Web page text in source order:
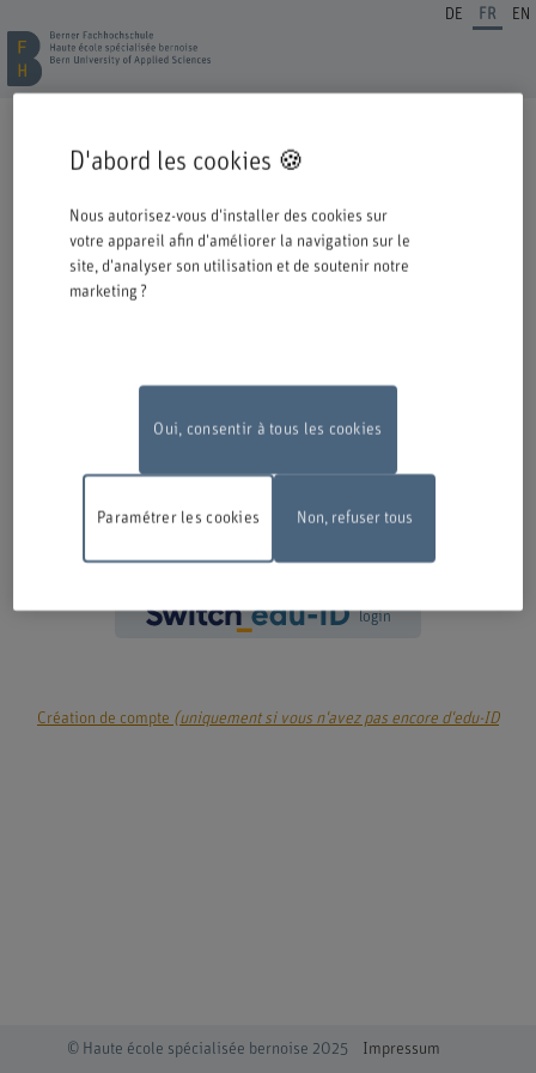
DE FR EN
Cordiale bienvenue à la BFH. Vous avez opté pour une formation ou un
Veuillez prendre connaissance des informations ci-dessous concernant le
processus d'inscription.
Authentification avec Switch edu-ID
Travaux de maintenance En raison de travaux de maintenance, le
2026, entre 18 h et 22 h. Nous vous remercions de votre compréhension
login
Création de compte (uniquement si vous n'avez pas encore d'edu-ID
© Haute école spécialisée bernoise 2025 Impressum
D'abord les cookies 🍪
Nous autorisez-vous d'installer des cookies sur
votre appareil afin d'améliorer la navigation sur le
site, d'analyser son utilisation et de soutenir notre
marketing ?
Oui, consentir à tous les cookies
Paramétrer les cookies Non, refuser tous